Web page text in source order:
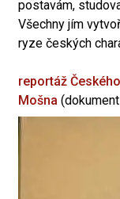
postavám,
Všechny jím
ryze českých
reportáž
Mošna